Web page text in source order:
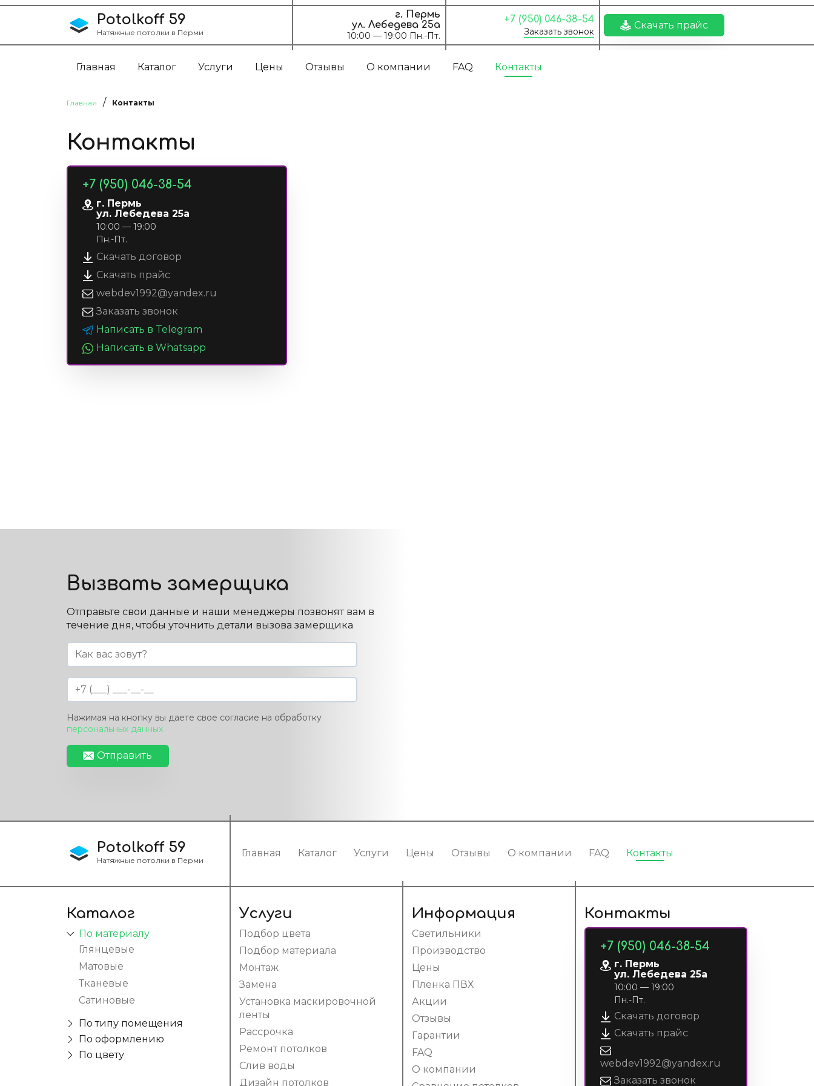
Перейти к содержанию
Potolkoff 59
Натяжные потолки в Перми
г. Пермь
ул. Лебедева 25а
10:00 — 19:00 Пн.-Пт.
+7 (950) 046-38-54
Заказать звонок
Скачать прайс
Главная Каталог Услуги Цены Отзывы О компании FAQ Контакты
Главная / Контакты
Контакты
+7 (950) 046-38-54
г. Пермь
ул. Лебедева 25а
10:00 — 19:00
Пн.-Пт.
Скачать договор
Скачать прайс
webdev1992@yandex.ru
Заказать звонок
Написать в Telegram
Написать в Whatsapp
Вызвать замерщика
Отправьте свои данные и наши менеджеры позвонят вам в
течение дня, чтобы уточнить детали вызова замерщика
Нажимая на кнопку вы даете свое согласие на обработку
персональных данных
Отправить
Potolkoff 59
Натяжные потолки в Перми
Главная Каталог Услуги Цены Отзывы О компании FAQ Контакты
Каталог
По материалу
Глянцевые
Матовые
Тканевые
Сатиновые
По типу помещения
В спальню
Для дачи
По оформлению
Бесшовные
По цвету
Услуги
Подбор цвета
Подбор материала
Монтаж
Замена
Установка маскировочной
ленты
Рассрочка
Ремонт потолков
Слив воды
Дизайн потолков
Информация
Светильники
Производство
Цены
Пленка ПВХ
Акции
Отзывы
Гарантии
FAQ
О компании
Контакты
+7 (950) 046-38-54
г. Пермь
ул. Лебедева 25а
10:00 — 19:00
Пн.-Пт.
Скачать договор
Скачать прайс
webdev1992@yandex.ru
Заказать звонок